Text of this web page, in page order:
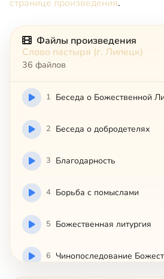
странице произведения.
Файлы произведения
Слово пастыря (г. Липецк)
36 файлов
1 Беседа о Божественной
2 Беседа о добродетелях
3 Благодарность
4 Борьба с помыслами
5 Божественная литургия
6